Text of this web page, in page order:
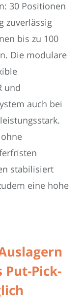
30 Positionen
zuverlässig
bis zu 100
Die modulare
und
auch bei
stabilisiert
eine hohe
Pick-